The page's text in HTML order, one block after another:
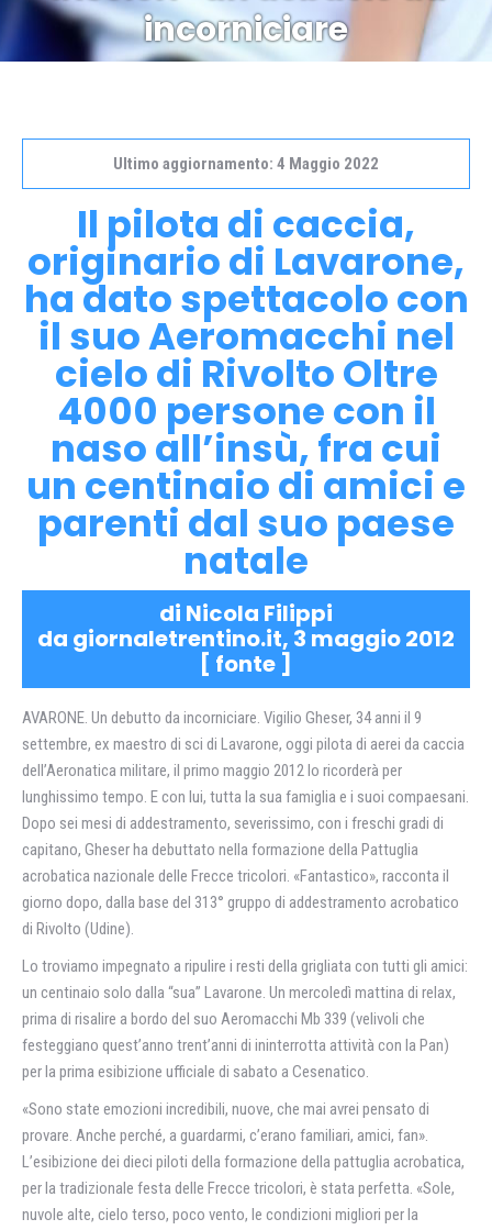
incorniciare
Ultimo aggiornamento: 4 Maggio 2022
Il pilota di caccia,
originario di Lavarone,
ha dato spettacolo con
il suo Aeromacchi nel
cielo di Rivolto Oltre
4000 persone con il
naso all’insù, fra cui
un centinaio di amici e
parenti dal suo paese
natale
di Nicola Filippi
da giornaletrentino.it, 3 maggio 2012
[ fonte ]
AVARONE. Un debutto da incorniciare. Vigilio Gheser, 34 anni il 9
settembre, ex maestro di sci di Lavarone, oggi pilota di aerei da caccia
dell’Aeronatica militare, il primo maggio 2012 lo ricorderà per
lunghissimo tempo. E con lui, tutta la sua famiglia e i suoi compaesani.
Dopo sei mesi di addestramento, severissimo, con i freschi gradi di
capitano, Gheser ha debuttato nella formazione della Pattuglia
acrobatica nazionale delle Frecce tricolori. «Fantastico», racconta il
giorno dopo, dalla base del 313° gruppo di addestramento acrobatico
di Rivolto (Udine).
Lo troviamo impegnato a ripulire i resti della grigliata con tutti gli amici:
un centinaio solo dalla “sua” Lavarone. Un mercoledì mattina di relax,
prima di risalire a bordo del suo Aeromacchi Mb 339 (velivoli che
festeggiano quest’anno trent’anni di ininterrotta attività con la Pan)
per la prima esibizione ufficiale di sabato a Cesenatico.
«Sono state emozioni incredibili, nuove, che mai avrei pensato di
provare. Anche perché, a guardarmi, c’erano familiari, amici, fan».
L’esibizione dei dieci piloti della formazione della pattuglia acrobatica,
per la tradizionale festa delle Frecce tricolori, è stata perfetta. «Sole,
nuvole alte, cielo terso, poco vento, le condizioni migliori per la